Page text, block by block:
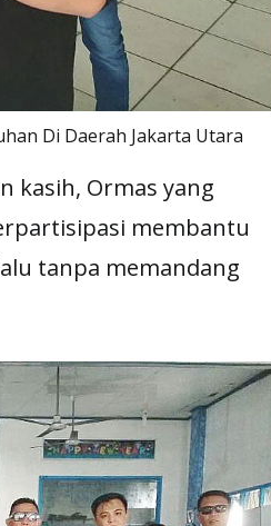
Di Daerah Jakarta Utara
kasih, Ormas yang
membantu
tanpa memandang